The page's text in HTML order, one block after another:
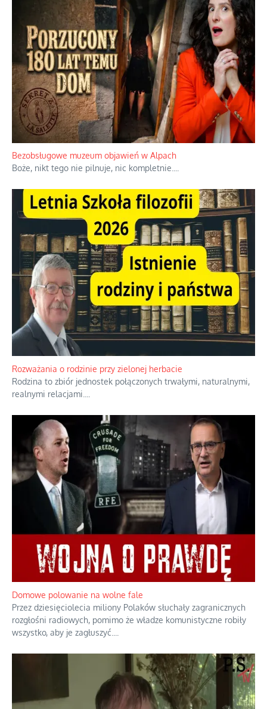
Bezobsługowe muzeum objawień w Alpach
Boże, nikt tego nie pilnuje, nic kompletnie.
Rozważania o rodzinie przy zielonej herbacie
Rodzina to zbiór jednostek połączonych trwałymi, naturalnymi,
realnymi relacjami.
Domowe polowanie na wolne fale
Przez dziesięciolecia miliony Polaków słuchały zagranicznych
rozgłośni radiowych, pomimo że władze komunistyczne robiły
wszystko, aby je zagłuszyć.